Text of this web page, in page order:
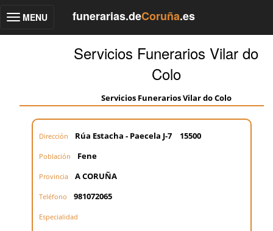
Toggle
MENU funerarias.deCoruña.es
Servicios Funerarios Vilar do
Colo
Servicios Funerarios Vilar do Colo
Dirección Rúa Estacha - Paecela J-7 15500
Población Fene
Provincia A CORUÑA
Teléfono 981072065
Especialidad